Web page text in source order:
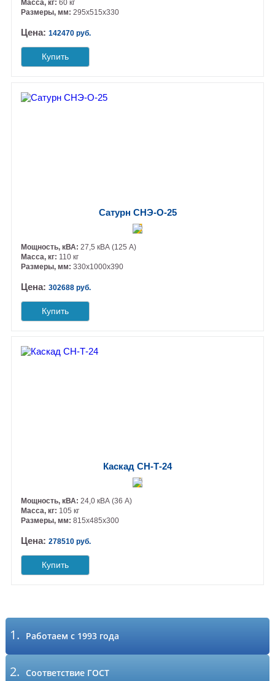
Масса, кг:60 кг
Размеры, мм:295х515х330
Цена:142470 руб.
Купить
Сатурн СНЭ-О-25
Мощность, кВА:27,5 кВА (125 А)
Масса, кг: 110 кг
Размеры, мм:330х1000х390
Цена:302688 руб.
Купить
Каскад СН-Т-24
Мощность, кВА:24,0 кВА (36 А)
Масса, кг: 105 кг
Размеры, мм:815х485х300
Цена:278510 руб.
Купить
1. Работаем с 1993 года
2. Соответствие ГОСТ